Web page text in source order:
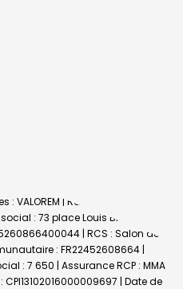
| Raison
: 73 place Louis Blanc -
| RCS : Salon de
: FR22452608664 |
: 7 650 | Assurance RCP : MMA
CPI13102016000009697 | Date de